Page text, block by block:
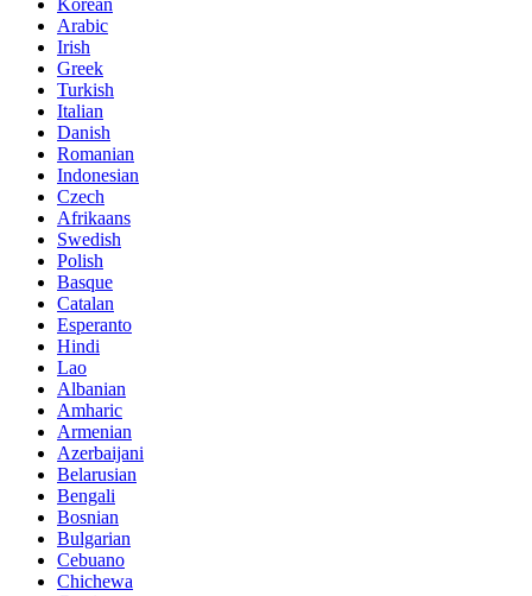
Arabic
Irish
Greek
Turkish
Italian
Danish
Romanian
Indonesian
Czech
Afrikaans
Swedish
Polish
Basque
Catalan
Esperanto
Hindi
Lao
Albanian
Amharic
Armenian
Azerbaijani
Belarusian
Bengali
Bosnian
Bulgarian
Cebuano
Chichewa